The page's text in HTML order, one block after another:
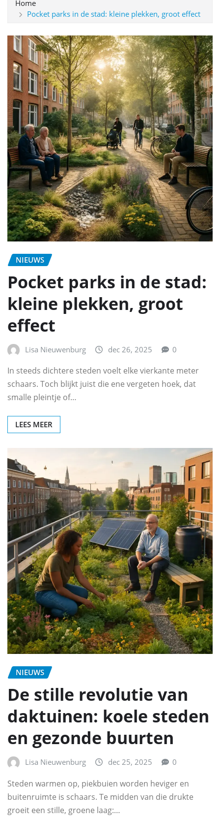
Home
Pocket parks in de stad: kleine plekken, groot effect
NIEUWS
Pocket parks in de stad:
kleine plekken, groot
effect
Lisa Nieuwenburg dec 26, 2025 0
In steeds dichtere steden voelt elke vierkante meter
schaars. Toch blijkt juist die ene vergeten hoek, dat
smalle pleintje of…
LEES MEER
NIEUWS
De stille revolutie van
daktuinen: koele steden
en gezonde buurten
Lisa Nieuwenburg dec 25, 2025 0
Steden warmen op, piekbuien worden heviger en
buitenruimte is schaars. Te midden van die drukte
groeit een stille, groene laag:…